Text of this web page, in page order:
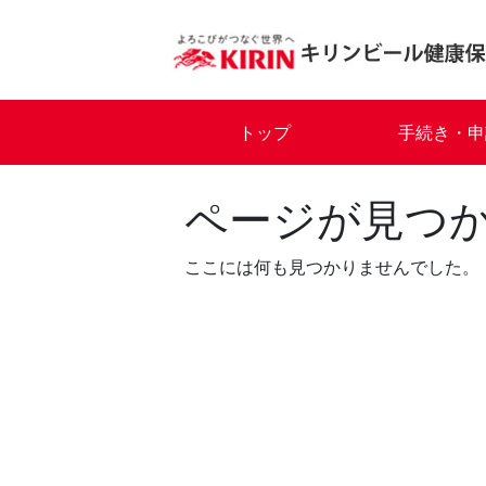
トップ 手続き・
ページが見つ
ここには何も見つかりませんでした。